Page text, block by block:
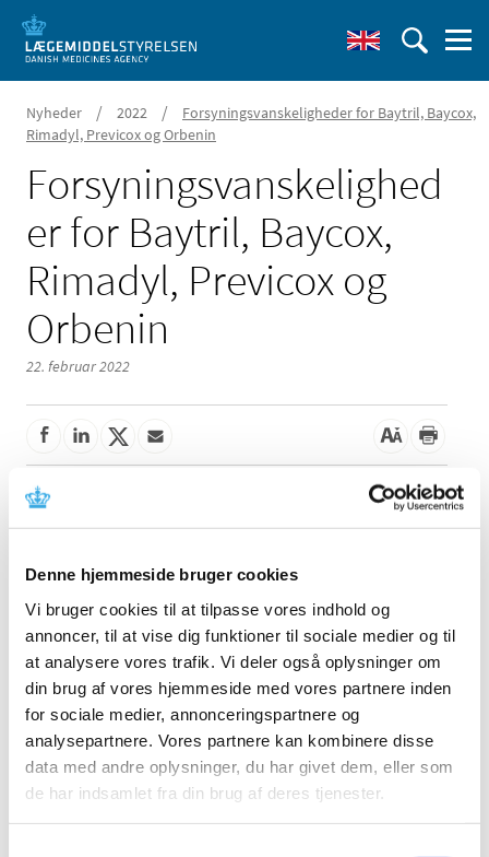
Denne hjemmeside bruger cookies
Vi bruger cookies til at tilpasse vores indhold og
annoncer, til at vise dig funktioner til sociale medier og til
at analysere vores trafik. Vi deler også oplysninger om
din brug af vores hjemmeside med vores partnere inden
for sociale medier, annonceringspartnere og
analysepartnere. Vores partnere kan kombinere disse
data med andre oplysninger, du har givet dem, eller som
de har indsamlet fra din brug af deres tjenester.
Nyheder / 2022 /
Forsyningsvanskeligheder for Baytril, Baycox,
Rimadyl, Previcox og Orbenin
Forsyningsvanskelighed
er for Baytril, Baycox,
Rimadyl, Previcox og
Orbenin
22. februar 2022
Der er aktuelle problemer med forsyningen af;
Baycox Iron, 36,4 mg/ml + 182 mg/ml, suspension
injektionsvæske, 100 ml, fra Elanco Denmark ApS
Rimadyl, 50 mg, tyggetabletter, 20 stk., fra Zoetis
Animal Health ApS
Previcox, tyggetabletter 57 mg, 30 stk., fra
Boehringer Ingelheim Danmark A/S
Orbenin Vet. 500 mg intramammær emulsion fra
Zoetis Animal Health ApS
Yderligere information om varighed m.m. kan findes via